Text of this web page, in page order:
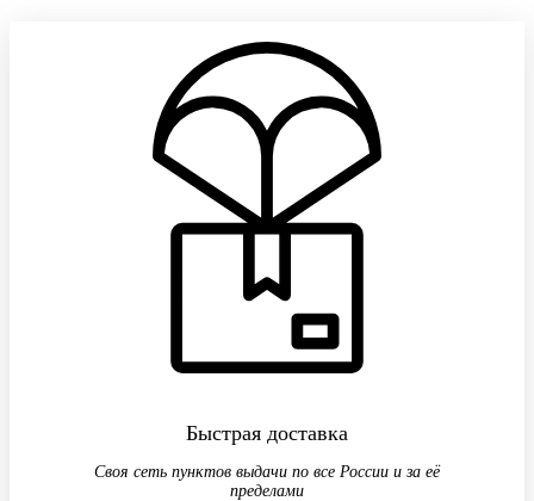
Быстрая доставка
Своя сеть пунктов выдачи по все России и за её
пределами